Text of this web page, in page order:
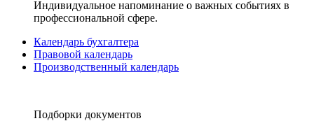
Индивидуальное напоминание о важных событиях в
профессиональной сфере.
Календарь бухгалтера
Правовой календарь
Производственный календарь
Подборки документов